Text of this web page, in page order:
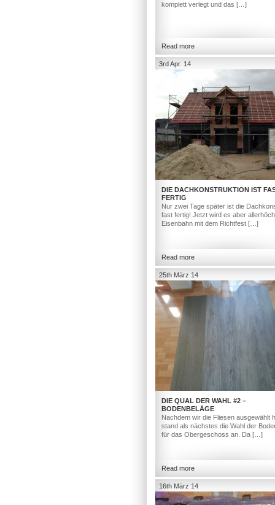
komplett verlegt und das […]
Read more
3rd Apr. 14
DIE DACHKONSTRUKTION IST
FERTIG
Nur zwei Tage später ist die
fast fertig! Jetzt wird es aber
Eisenbahn mit dem Richtfest […]
Read more
25th März 14
DIE QUAL DER WAHL #2 –
BODENBELÄGE
Nachdem wir die Fliesen ausgewählt
stand als nächstes die Wahl der
für das Obergeschoss an. Da […]
Read more
16th März 14